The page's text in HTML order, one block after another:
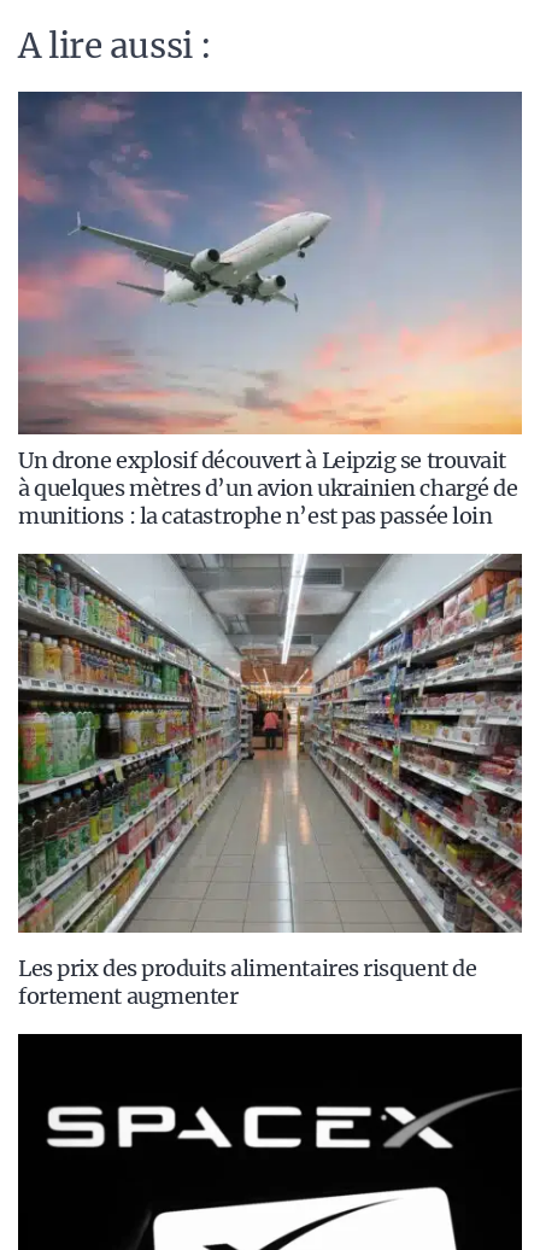
A lire aussi :
Un drone explosif découvert à Leipzig se trouvait
à quelques mètres d’un avion ukrainien chargé de
munitions : la catastrophe n’est pas passée loin
Les prix des produits alimentaires risquent de
fortement augmenter